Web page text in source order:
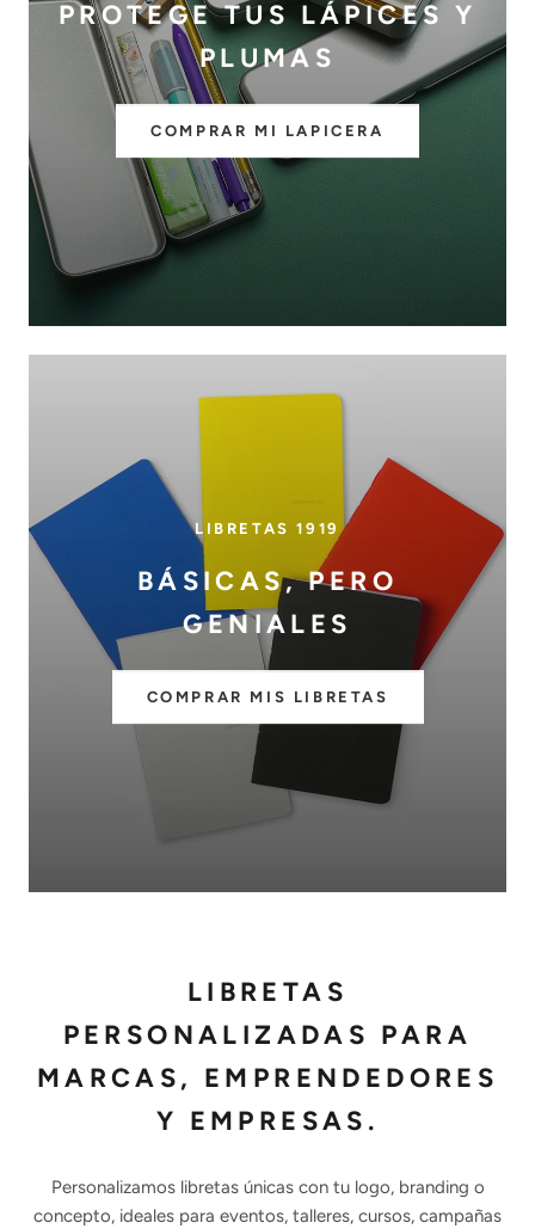
PROTEGE TUS LÁPICES Y
PLUMAS
COMPRAR MI LAPICERA
LIBRETAS 1919
BÁSICAS, PERO
GENIALES
COMPRAR MIS LIBRETAS
LIBRETAS
PERSONALIZADAS PARA
MARCAS, EMPRENDEDORES
Y EMPRESAS.
Personalizamos libretas únicas con tu logo, branding o
concepto, ideales para eventos, talleres, cursos, campañas